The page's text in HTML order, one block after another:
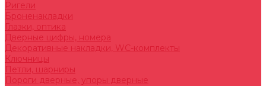
Ригели
Броненакладки
Глазки, оптика
Дверные цифры, номера
Декоративные накладки, WC-комплекты
Ключницы
Петли, шарниры
Пороги дверные, упоры дверные